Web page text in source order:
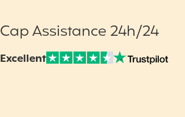
Cap Assistance 24h/24
Note sur Avis vérifiés :
Excellent